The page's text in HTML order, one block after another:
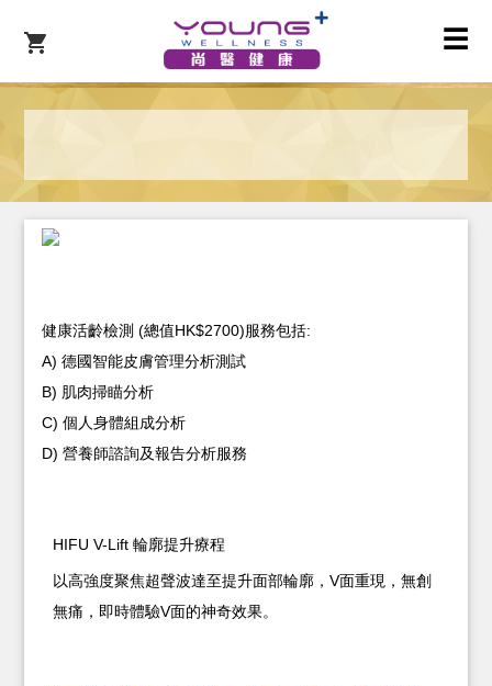
☰
健康活齡檢測 (總值HK$2700)服務包括:
A) 德國智能皮膚管理分析測試
B) 肌肉掃瞄分析
C) 個人身體組成分析
D) 營養師諮詢及報告分析服務
HIFU V-Lift 輪廓提升療程
以高強度聚焦超聲波達至提升面部輪廓，V面重現，無創
無痛，即時體驗V面的神奇效果。